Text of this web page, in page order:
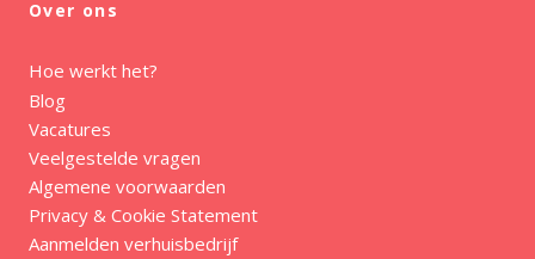
Over ons
Hoe werkt het?
Blog
Vacatures
Veelgestelde vragen
Algemene voorwaarden
Privacy & Cookie Statement
Aanmelden verhuisbedrijf